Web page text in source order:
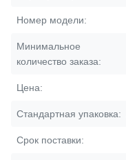
Номер модели:
Минимальное
количество заказа:
Цена:
Стандартная упаковка:
Срок поставки: